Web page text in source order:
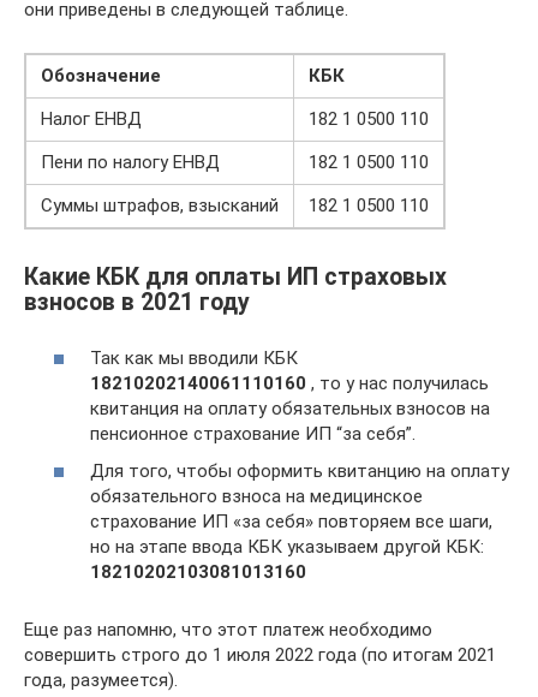
они приведены в следующей таблице.
Обозначение
КБК
Налог ЕНВД
182 1 0500 110
Пени по налогу ЕНВД
182 1 0500 110
Суммы штрафов, взысканий
182 1 0500 110
Какие КБК для оплаты ИП страховых
взносов в 2021 году
Так как мы вводили КБК
18210202140061110160 , то у нас получилась
квитанция на оплату обязательных взносов на
пенсионное страхование ИП “за себя”.
Для того, чтобы оформить квитанцию на оплату
обязательного взноса на медицинское
страхование ИП «за себя» повторяем все шаги,
но на этапе ввода КБК указываем другой КБК:
18210202103081013160
Еще раз напомню, что этот платеж необходимо
совершить строго до 1 июля 2022 года (по итогам 2021
года, разумеется).